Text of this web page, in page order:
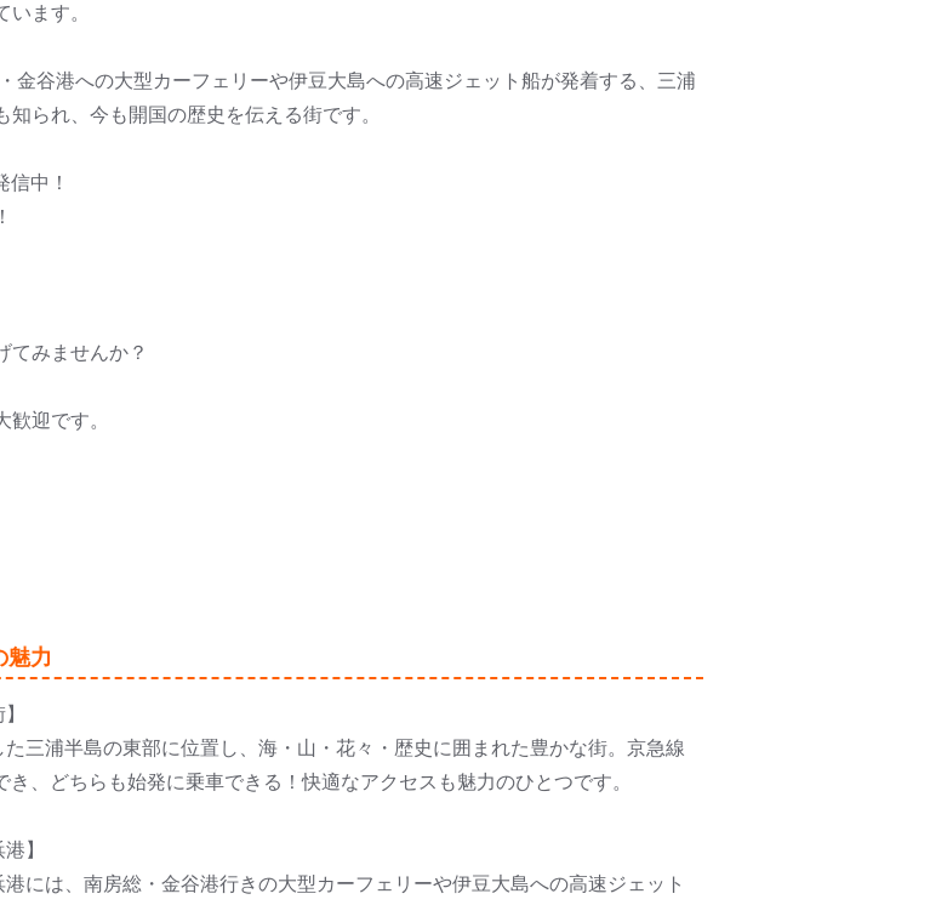
ます。
金谷港への大型カーフェリーや伊豆大島への高速ジェット船が発着する、三浦
られ、今も開国の歴史を伝える街です。
中！
てみませんか？
迎です。
力
三浦半島の東部に位置し、海・山・花々・歴史に囲まれた豊かな街。京急線
き、どちらも始発に乗車できる！快適なアクセスも魅力のひとつです。
】
には、南房総・金谷港行きの大型カーフェリーや伊豆大島への高速ジェット